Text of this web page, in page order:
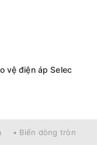
vệ điện áp Selec
• Biến dòng tròn